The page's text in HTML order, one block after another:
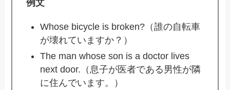
例文
Whose bicycle is broken?（誰の自転車
が壊れていますか？）
The man whose son is a doctor lives
next door.（息子が医者である男性が隣
に住んでいます。）